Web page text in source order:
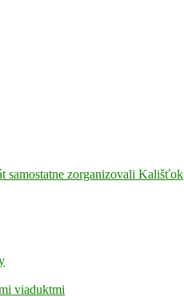
samostatne zorganizovali Kališťok
viaduktmi